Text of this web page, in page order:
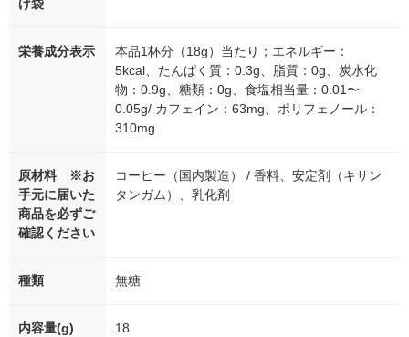
げ袋
栄養成分表示
本品1杯分（18g）当たり；エネルギー：
5kcal、たんぱく質：0.3g、脂質：0g、炭水化
物：0.9g、糖類：0g、食塩相当量：0.01〜
0.05g/ カフェイン：63mg、ポリフェノール：
310mg
原材料 ※お
手元に届いた
商品を必ずご
確認ください
コーヒー（国内製造） / 香料、安定剤（キサン
タンガム）、乳化剤
種類 無糖
内容量(g) 18